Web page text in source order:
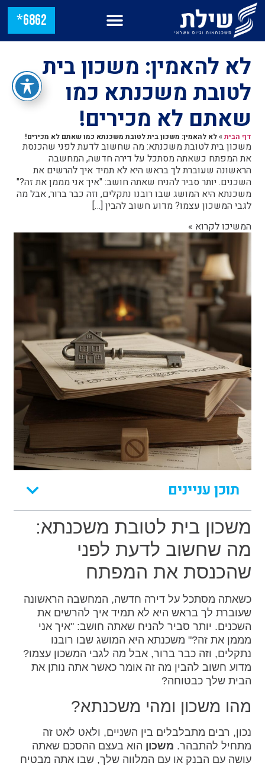
6862*
לא להאמין: משכון בית
לטובת משכנתא כמו
שאתם לא מכירים!
דף הבית»לא להאמין: משכון בית לטובת משכנתא כמו שאתם לא מכירים!
משכון בית לטובת משכנתא: מה שחשוב לדעת לפני שהכנסת
את המפתח כשאתה מסתכל על דירה חדשה, המחשבה
הראשונה שעוברת לך בראש היא לא תמיד איך להרשים את
השכנים. יותר סביר להניח שאתה חושב: "איך אני מממן את זה?"
משכנתא היא המושג שבו רובנו נתקלים, וזה כבר ברור, אבל מה
לגבי המשכון עצמו? מדוע חשוב להבין […]
המשיכו לקרוא »
תוכן עניינים
משכון בית לטובת משכנתא:
מה שחשוב לדעת לפני
שהכנסת את המפתח
כשאתה מסתכל על דירה חדשה, המחשבה הראשונה
שעוברת לך בראש היא לא תמיד איך להרשים את
השכנים. יותר סביר להניח שאתה חושב: "איך אני
מממן את זה?" משכנתא היא המושג שבו רובנו
נתקלים, וזה כבר ברור, אבל מה לגבי המשכון עצמו?
מדוע חשוב להבין מה זה אומר כאשר אתה נותן את
הבית שלך כבטוחה?
מהו משכון ומהי משכנתא?
נכון, רבים מתבלבלים בין השניים, ולאט לאט זה
מתחיל להתבהר. משכון הוא בעצם ההסכם שאתה
עושה עם הבנק או עם המלווה שלך, שבו אתה מבטיח